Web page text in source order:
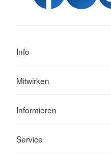
Info
Mitwirken
Informieren
Service